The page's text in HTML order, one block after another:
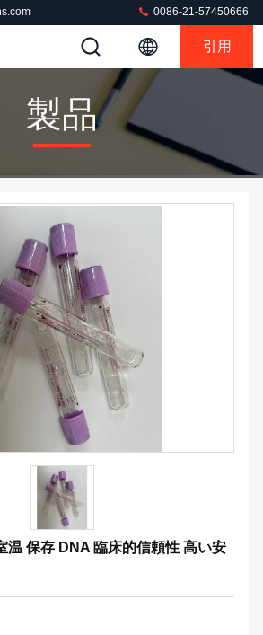
0086-21-57450666
引用
製品
温 保存 DNA 臨床的信頼性 高い安